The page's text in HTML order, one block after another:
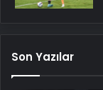
Son Yazılar